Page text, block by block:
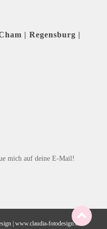
| Regensburg |
mich auf deine E-Mail!
| www.claudia-fotodesign.de